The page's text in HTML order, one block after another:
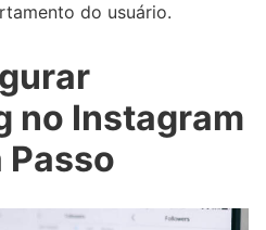
do usuário.
no Instagram
Passo